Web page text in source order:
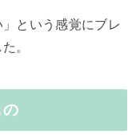
という感覚にブレ
。
の